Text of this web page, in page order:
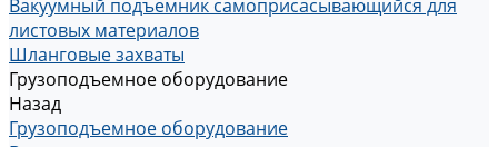
Вакуумный подъемник самоприсасывающийся для
листовых материалов
Шланговые захваты
Грузоподъемное оборудование
Назад
Грузоподъемное оборудование